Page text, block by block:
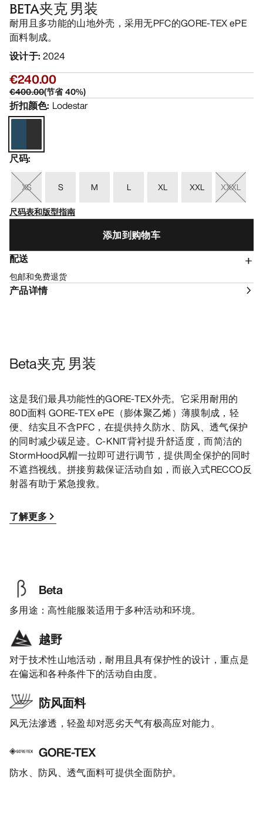
BETA夹克 男装
耐用且多功能的山地外壳，采用无PFC的GORE-TEX ePE
面料制成。
设计于: 2024
€240.00
€400.00(节省40%)
折扣颜色: Lodestar
尺码:
XS S M L XL XXL
XXXL
尺码表和版型指南
添加到购物车
配送
包邮和免费退货
产品详情
Beta夹克 男装
这是我们最具功能性的GORE-TEX外壳。它采用耐用的
80D面料 GORE-TEX ePE（膨体聚乙烯）薄膜制成，轻
便、结实且不含PFC，在提供持久防水、防风、透气保护
的同时减少碳足迹。C-KNIT背衬提升舒适度，而简洁的
StormHood风帽一拉即可进行调节，提供周全保护的同时
不遮挡视线。拼接剪裁保证活动自如，而嵌入式RECCO反
射器有助于紧急搜救。
了解更多
Beta
多用途：高性能服装适用于多种活动和环境。
越野
对于技术性山地活动，耐用且具有保护性的设计，重点是
在偏远和各种条件下的活动自由度。
防风面料
风无法滲透，轻盈却对恶劣天气有极高应对能力。
GORE-TEX
防水、防风、透气面料可提供全面防护。